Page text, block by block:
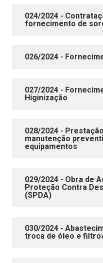
024/2024 -
fornecimento de
026/2024 -
027/2024 -
Higinização
028/2024 -
manutenção
equipamentos
029/2024 - Obra de
Proteção Contra
(SPDA)
030/2024 -
troca de óleo e